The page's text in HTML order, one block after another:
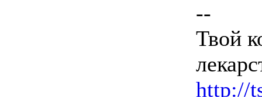
--
Твой
http://